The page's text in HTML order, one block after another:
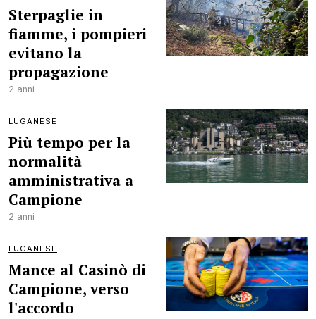
Sterpaglie in
fiamme, i pompieri
evitano la
propagazione
2 anni
LUGANESE
Più tempo per la
normalità
amministrativa a
Campione
2 anni
LUGANESE
Mance al Casinò di
Campione, verso
l'accordo